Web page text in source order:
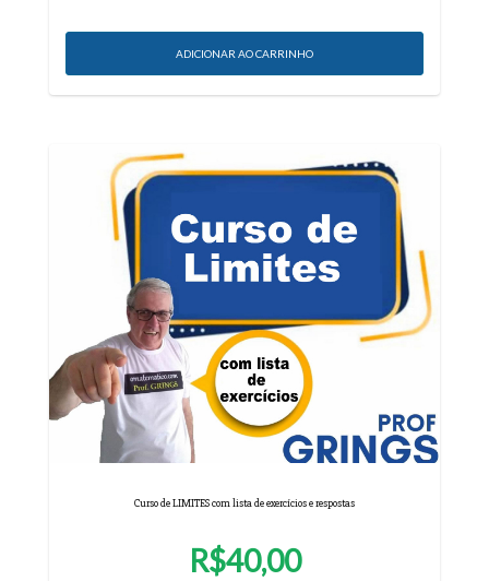
Curso de LIMITES com lista de exercícios e respostas
R$40,00